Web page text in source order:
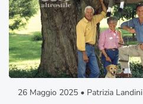
26 Maggio 2025 • Patrizia Landini